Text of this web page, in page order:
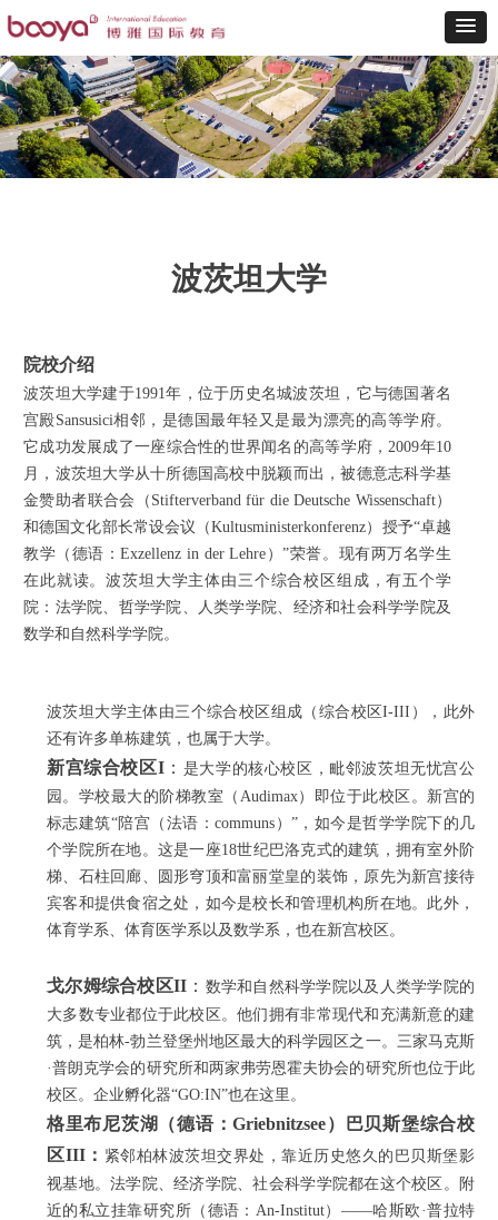
波茨坦大学
院校介绍
波茨坦大学建于1991年，位于历史名城波茨坦，它与德国著名
宫殿Sansusici相邻，是德国最年轻又是最为漂亮的高等学府。
它成功发展成了一座综合性的世界闻名的高等学府，2009年10
月，波茨坦大学从十所德国高校中脱颖而出，被德意志科学基
金赞助者联合会（Stifterverband für die Deutsche Wissenschaft）
和德国文化部长常设会议（Kultusministerkonferenz）授予“卓越
教学（德语：Exzellenz in der Lehre）”荣誉。现有两万名学生
在此就读。波茨坦大学主体由三个综合校区组成，有五个学
院：法学院、哲学学院、人类学学院、经济和社会科学学院及
数学和自然科学学院。
波茨坦大学主体由三个综合校区组成（综合校区I-III），此外
还有许多单栋建筑，也属于大学。
新宫综合校区I： 是大学的核心校区，毗邻波茨坦无忧宫公
园。学校最大的阶梯教室（Audimax）即位于此校区。新宫的
标志建筑“陪宫（法语：communs）”，如今是哲学学院下的几
个学院所在地。这是一座18世纪巴洛克式的建筑，拥有室外阶
梯、石柱回廊、圆形穹顶和富丽堂皇的装饰，原先为新宫接待
宾客和提供食宿之处，如今是校长和管理机构所在地。此外，
体育学系、体育医学系以及数学系，也在新宫校区。
戈尔姆综合校区II： 数学和自然科学学院以及人类学学院的
大多数专业都位于此校区。他们拥有非常现代和充满新意的建
筑，是柏林-勃兰登堡州地区最大的科学园区之一。三家马克斯
·普朗克学会的研究所和两家弗劳恩霍夫协会的研究所也位于此
校区。企业孵化器“GO:IN”也在这里。
格里布尼茨湖（德语：Griebnitzsee）巴贝斯堡综合校
区III： 紧邻柏林波茨坦交界处，靠近历史悠久的巴贝斯堡影
视基地。法学院、经济学院、社会科学学院都在这个校区。附
近的私立挂靠研究所（德语：An-Institut）——哈斯欧·普拉特